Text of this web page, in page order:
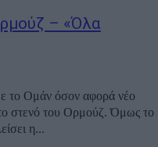
– «Όλα
το Ομάν όσον αφορά νέο
στενό του Ορμούζ. Όμως το
η...